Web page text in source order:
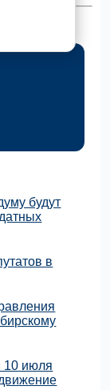
будут
в
10 июля